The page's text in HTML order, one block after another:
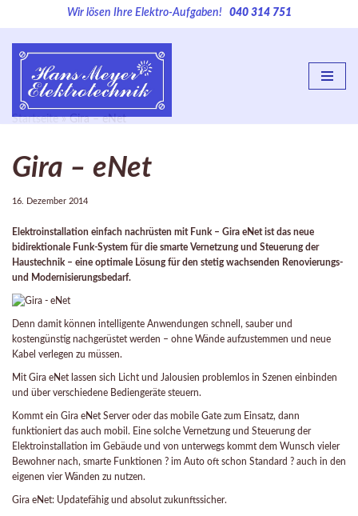
Inhalt
springen
Wir lösen Ihre Elektro-Aufgaben! 040 314 751
Startseite»Gira – eNet
Gira – eNet
16. Dezember 2014
Elektroinstallation einfach nachrüsten mit Funk – Gira eNet ist das neue
bidirektionale Funk-System für die smarte Vernetzung und Steuerung der
Haustechnik – eine optimale Lösung für den stetig wachsenden Renovierungs-
und Modernisierungsbedarf.
Denn damit können intelligente Anwendungen schnell, sauber und
kostengünstig nachgerüstet werden – ohne Wände aufzustemmen und neue
Kabel verlegen zu müssen.
Mit Gira eNet lassen sich Licht und Jalousien problemlos in Szenen einbinden
und über verschiedene Bediengeräte steuern.
Kommt ein Gira eNet Server oder das mobile Gate zum Einsatz, dann
funktioniert das auch mobil. Eine solche Vernetzung und Steuerung der
Elektroinstallation im Gebäude und von unterwegs kommt dem Wunsch vieler
Bewohner nach, smarte Funktionen ? im Auto oft schon Standard ? auch in den
eigenen vier Wänden zu nutzen.
Gira eNet: Updatefähig und absolut zukunftssicher.